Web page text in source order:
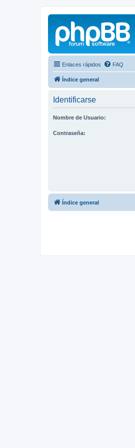
Enlaces rápidos FAQ
Índice general
Identificarse
Nombre de Usuario:
Contraseña:
Índice general